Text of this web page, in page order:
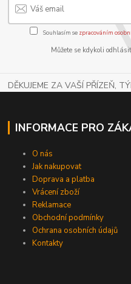
Souhlasím se zpracováním
Můžete se kdykoli
DĚKUJEME ZA VAŠÍ PŘÍZEŇ,
INFORMACE PRO
O nás
Jak nakupovat
Doprava a platba
Vrácení zboží
Reklamace
Obchodní podmínky
Ochrana osobních údajů
Kontakty